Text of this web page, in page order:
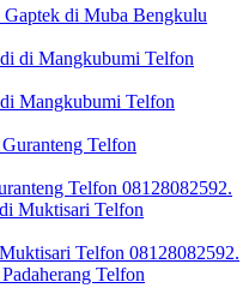
di Muba Bengkulu
Mangkubumi Telfon
Telfon 08128082592.
Telfon 08128082592.